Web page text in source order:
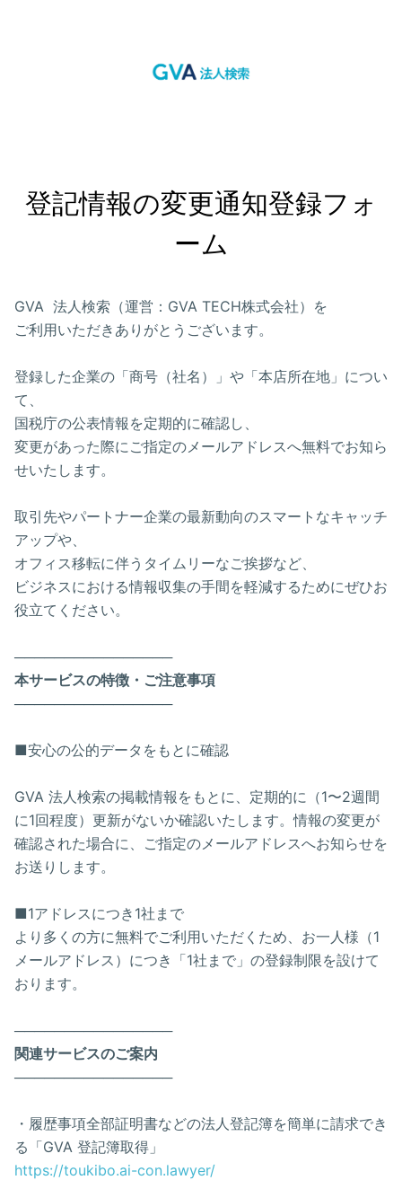
登記情報の変更通知登録フォ
ーム
GVA 法人検索（運営：GVA TECH株式会社）を
ご利用いただきありがとうございます。
登録した企業の「商号（社名）」や「本店所在地」につい
て、
国税庁の公表情報を定期的に確認し、
変更があった際にご指定のメールアドレスへ無料でお知ら
せいたします。
取引先やパートナー企業の最新動向のスマートなキャッチ
アップや、
オフィス移転に伴うタイムリーなご挨拶など、
ビジネスにおける情報収集の手間を軽減するためにぜひお
役立てください。
────────────────
本サービスの特徴・ご注意事項
────────────────
■安心の公的データをもとに確認
GVA 法人検索の掲載情報をもとに、定期的に（1〜2週間
に1回程度）更新がないか確認いたします。情報の変更が
確認された場合に、ご指定のメールアドレスへお知らせを
お送りします。
■1アドレスにつき1社まで
より多くの方に無料でご利用いただくため、お一人様（1
メールアドレス）につき「1社まで」の登録制限を設けて
おります。
────────────────
関連サービスのご案内
────────────────
・履歴事項全部証明書などの法人登記簿を簡単に請求でき
る「GVA 登記簿取得」
https://toukibo.ai-con.lawyer/